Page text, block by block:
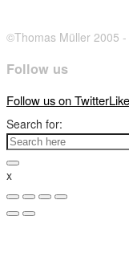
©Thomas Müller 2005 -
Follow us
Follow us on Twitter
Search for:
x